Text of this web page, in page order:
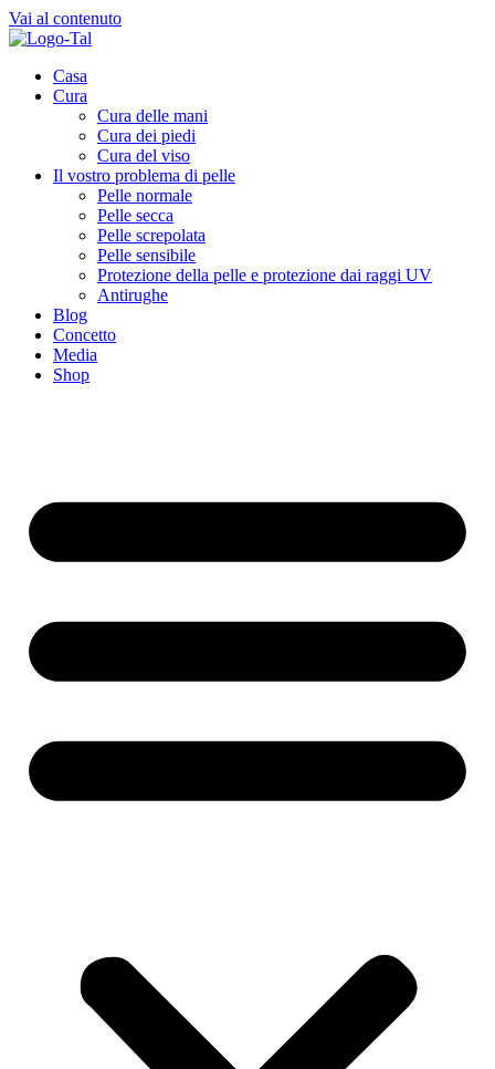
Vai al contenuto
Casa
Cura
Cura delle mani
Cura dei piedi
Cura del viso
Il vostro problema di pelle
Pelle normale
Pelle secca
Pelle screpolata
Pelle sensibile
Protezione della pelle e protezione dai raggi UV
Antirughe
Blog
Concetto
Media
Shop